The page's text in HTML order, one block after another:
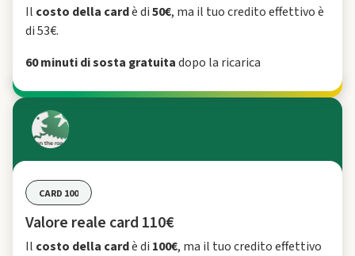
Il costo della cardè di50€, ma il tuo credito effettivo è
di 53€.
60 minuti di sosta gratuitadopo la ricarica
CARD 100
Valore reale card 110€
Il costo della cardè di 100€, ma il tuo credito effettivo